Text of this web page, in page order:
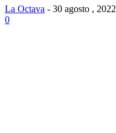
La Octava - 30 agosto , 2022
0